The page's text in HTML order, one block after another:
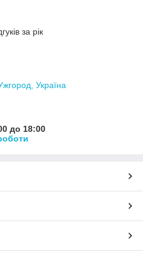
за рік
Україна
до 18:00